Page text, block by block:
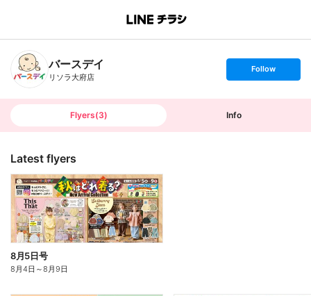
B
n
h
T
バースデイ
リソラ大府店
s
t
o
Follow
Flyers(3) Info
Latest flyers
8月5日号
8月4日 ～8月9日